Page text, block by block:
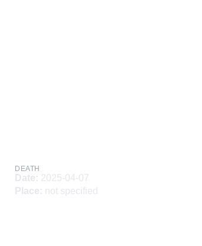
DEATH
Date: 2025-04-07
Place: not specified